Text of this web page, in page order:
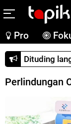
Pro
Dituding
Perlindungan